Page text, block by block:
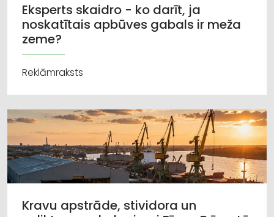
Eksperts skaidro - ko darīt, ja
noskatītais apbūves gabals ir meža
zeme?
Reklāmraksts
Kravu apstrāde, stividora un